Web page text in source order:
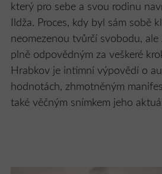
který pro sebe a svou rodinu
Ildža. Proces, kdy byl sám sobě
neomezenou tvůrčí svobodu, ale
plně odpovědným za veškeré
Hrabkov je intimní výpovědí o
hodnotách, zhmotněným
také věčným snímkem jeho
Příběh domu začal nečekaným